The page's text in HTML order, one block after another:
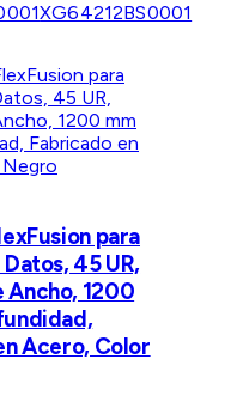
XG64212BS0001
para
45 UR,
Ancho, 1200
Acero, Color